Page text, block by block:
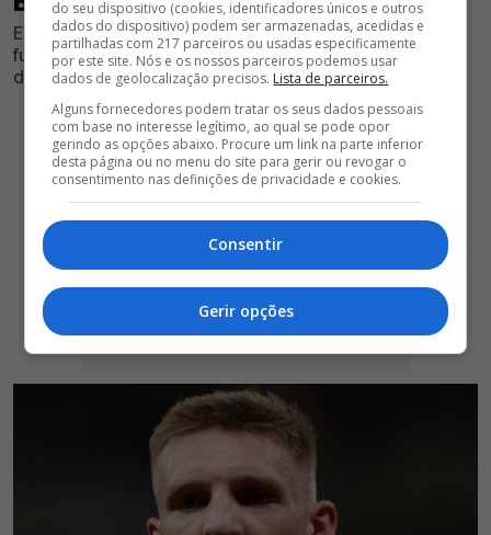
Em declarações à imprensa nacional, figura ligada ao
futebol afirma que o jovem central checo poderá ter
dificuldades de adaptação em Portugal
do seu dispositivo (cookies, identificadores únicos e outros
dados do dispositivo) podem ser armazenadas, acedidas e
partilhadas com 217 parceiros ou usadas especificamente
por este site. Nós e os nossos parceiros podemos usar
dados de geolocalização precisos. Lista de parceiros.
Alguns fornecedores podem tratar os seus dados pessoais
com base no interesse legítimo, ao qual se pode opor
gerindo as opções abaixo. Procure um link na parte inferior
desta página ou no menu do site para gerir ou revogar o
consentimento nas definições de privacidade e cookies.
Consentir
Gerir opções